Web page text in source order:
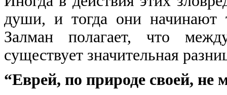
души, и тогда они начинают
Залман полагает, что
существует значительная
“Еврей, по природе своей, не